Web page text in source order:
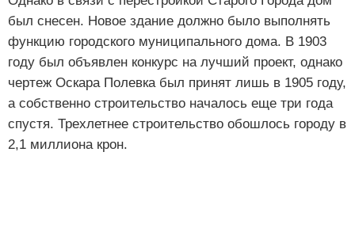
был снесен. Новое здание должно было выполнять
функцию городского муниципального дома. В 1903
году был объявлен конкурс на лучший проект, однако
чертеж Оскара Полевка был принят лишь в 1905 году,
а собственно строительство началось еще три года
спустя. Трехлетнее строительство обошлось городу в
2,1 миллиона крон.